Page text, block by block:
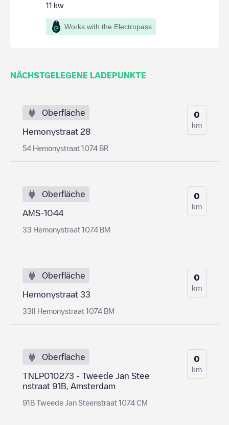
11 kw
Works with the Electropass
NÄCHSTGELEGENE LADEPUNKTE
Oberfläche
Hemonystraat 28
54 Hemonystraat 1074 BR
0
km
Oberfläche
AMS-1044
33 Hemonystraat 1074 BM
0
km
Oberfläche
Hemonystraat 33
33II Hemonystraat 1074 BM
0
km
Oberfläche
TNLP010273 - Tweede Jan Stee
nstraat 91B, Amsterdam
91B Tweede Jan Steenstraat 1074 CM
0
km